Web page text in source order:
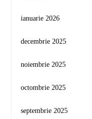
ianuarie 2026
decembrie 2025
noiembrie 2025
octombrie 2025
septembrie 2025